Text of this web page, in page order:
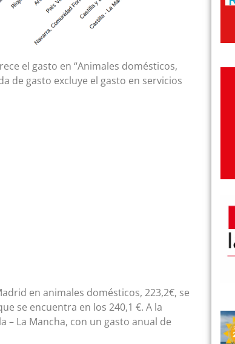
el gasto en “Animales domésticos,
de gasto excluye el gasto en servicios
en animales domésticos, 223,2€, se
se encuentra en los 240,1 €. A la
– La Mancha, con un gasto anual de